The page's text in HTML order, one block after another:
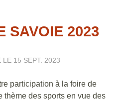
SAVOIE 2023
LE 15 SEPT. 2023
participation à la foire de
thème des sports en vue des